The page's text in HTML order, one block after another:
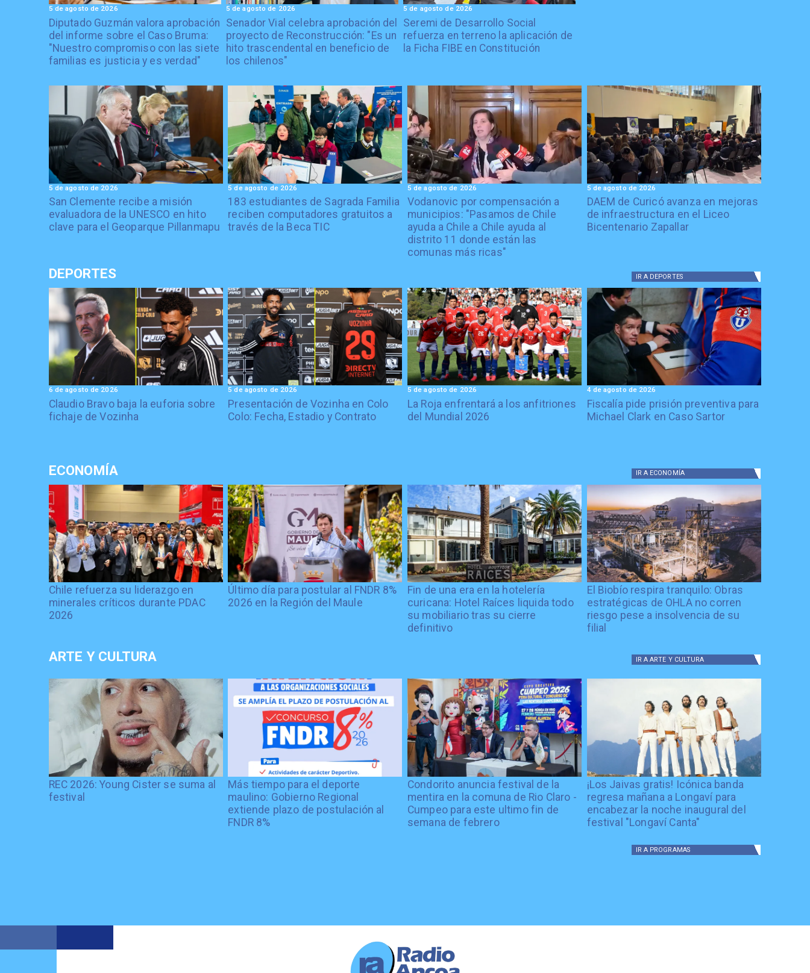
Diputado Guzmán valora aprobación
del informe sobre el Caso Bruma:
"Nuestro compromiso con las siete
familias es justicia y es verdad"
5 de agosto de 2026
Senador Vial celebra aprobación del
proyecto de Reconstrucción: "Es un
hito trascendental en beneficio de
los chilenos"
5 de agosto de 2026
Seremi de Desarrollo Social
refuerza en terreno la aplicación de
la Ficha FIBE en Constitución
5 de agosto de 2026
San Clemente recibe a misión
evaluadora de la UNESCO en hito
clave para el Geoparque Pillanmapu
5 de agosto de 2026
183 estudiantes de Sagrada Familia
reciben computadores gratuitos a
través de la Beca TIC
5 de agosto de 2026
Vodanovic por compensación a
municipios: "Pasamos de Chile
ayuda a Chile a Chile ayuda al
distrito 11 donde están las
comunas más ricas"
5 de agosto de 2026
DAEM de Curicó avanza en mejoras
de infraestructura en el Liceo
Bicentenario Zapallar
5 de agosto de 2026
DEPORTES IR A DEPORTES
Claudio Bravo baja la euforia sobre
fichaje de Vozinha
6 de agosto de 2026
Presentación de Vozinha en Colo
Colo: Fecha, Estadio y Contrato
5 de agosto de 2026
La Roja enfrentará a los anfitriones
del Mundial 2026
5 de agosto de 2026
Fiscalía pide prisión preventiva para
Michael Clark en Caso Sartor
4 de agosto de 2026
ECONOMÍA IR A ECONOMÍA
Chile refuerza su liderazgo en
minerales críticos durante PDAC
2026
Último día para postular al FNDR 8%
2026 en la Región del Maule
Fin de una era en la hotelería
curicana: Hotel Raíces liquida todo
su mobiliario tras su cierre
definitivo
El Biobío respira tranquilo: Obras
estratégicas de OHLA no corren
riesgo pese a insolvencia de su
filial
ARTE Y CULTURA IR A ARTE Y CULTURA
REC 2026: Young Cister se suma al
festival
Más tiempo para el deporte
maulino: Gobierno Regional
extiende plazo de postulación al
FNDR 8%
Condorito anuncia festival de la
mentira en la comuna de Rio Claro -
Cumpeo para este ultimo fin de
semana de febrero
¡Los Jaivas gratis! Icónica banda
regresa mañana a Longaví para
encabezar la noche inaugural del
festival "Longaví Canta"
IR A PROGRAMAS